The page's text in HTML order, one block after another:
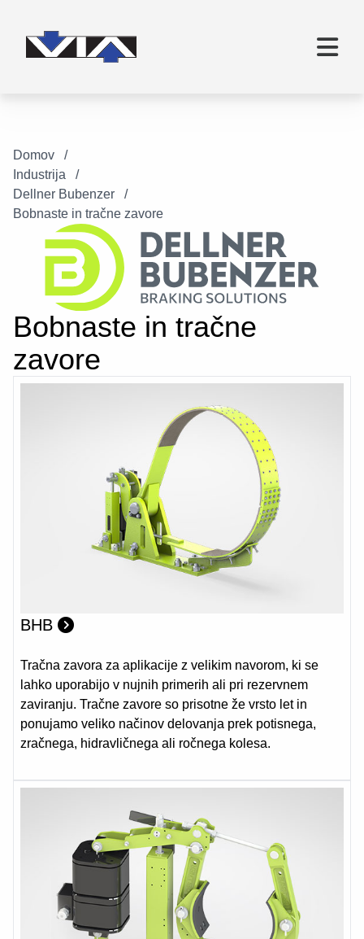
Domov
Industrija
Dellner Bubenzer
Bobnaste in tračne zavore
Bobnaste in tračne
zavore
BHB
Tračna zavora za aplikacije z velikim navorom, ki se
lahko uporabijo v nujnih primerih ali pri rezervnem
zaviranju. Tračne zavore so prisotne že vrsto let in
ponujamo veliko načinov delovanja prek potisnega,
zračnega, hidravličnega ali ročnega kolesa.